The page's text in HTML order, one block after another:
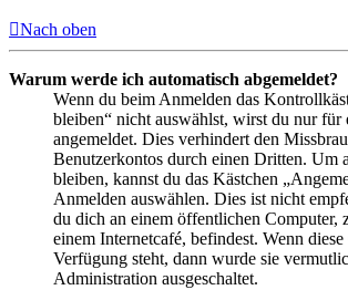
Nach oben
Warum werde ich automatisch abgemeldet?
Wenn du beim Anmelden das
bleiben“ nicht auswählst, wirst du nur für
angemeldet. Dies verhindert den
Benutzerkontos durch einen Dritten. Um
bleiben, kannst du das Kästchen
Anmelden auswählen. Dies ist nicht
du dich an einem öffentlichen Computer,
einem Internetcafé, befindest. Wenn
Verfügung steht, dann wurde sie
Administration ausgeschaltet.